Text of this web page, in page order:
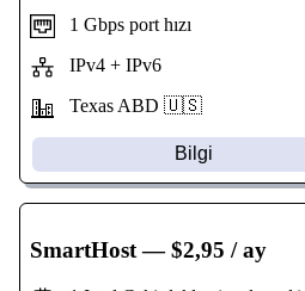
1 Gbps port hızı
IPv4 + IPv6
Texas ABD 🇺🇸
Bilgi
SmartHost— $2,95 / ay